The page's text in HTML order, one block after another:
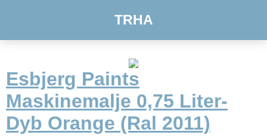
TRHA
Esbjerg Paints
Maskinemalje 0,75 Liter-
Dyb Orange (Ral 2011)